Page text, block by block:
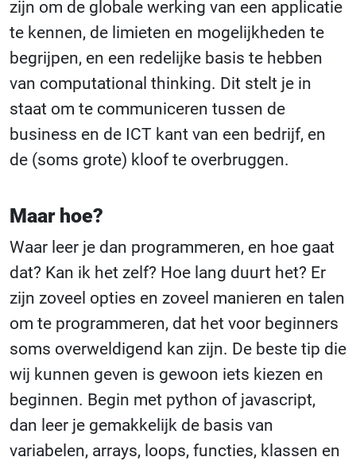
zijn om de globale werking van een applicatie
te kennen, de limieten en mogelijkheden te
begrijpen, en een redelijke basis te hebben
van computational thinking. Dit stelt je in
staat om te communiceren tussen de
business en de ICT kant van een bedrijf, en
de (soms grote) kloof te overbruggen.
Maar hoe?
Waar leer je dan programmeren, en hoe gaat
dat? Kan ik het zelf? Hoe lang duurt het? Er
zijn zoveel opties en zoveel manieren en talen
om te programmeren, dat het voor beginners
soms overweldigend kan zijn. De beste tip die
wij kunnen geven is gewoon iets kiezen en
beginnen. Begin met python of javascript,
dan leer je gemakkelijk de basis van
variabelen, arrays, loops, functies, klassen en